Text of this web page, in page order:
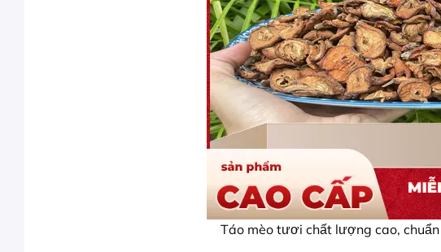
Táo mèo tươi chất lượng cao,